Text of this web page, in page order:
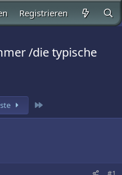
Registrieren
/die typische